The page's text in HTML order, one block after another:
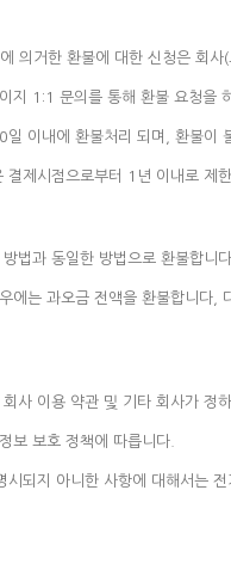
의거한 환불에 대한 신청은 회사
지 1:1 문의를 통해 환불 요청을
이내에 환불처리 되며, 환불이
결제시점으로부터 1년 이내로 제
법과 동일한 방법으로 환불합
에는 과오금 전액을 환불합니다
사 이용 약관 및 기타 회사가 정
보 보호 정책에 따릅니다.
시되지 아니한 사항에 대해서는